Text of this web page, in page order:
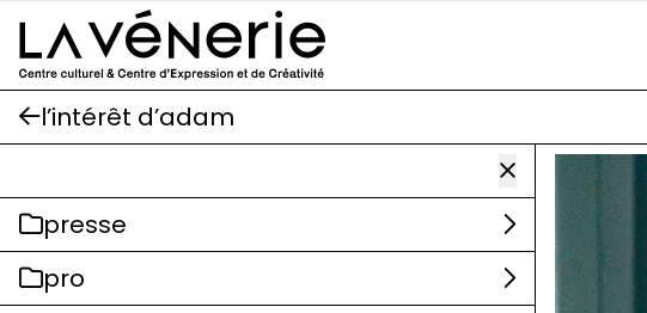
Aller au contenu principal
l’intérêt d’adam
presse
pro